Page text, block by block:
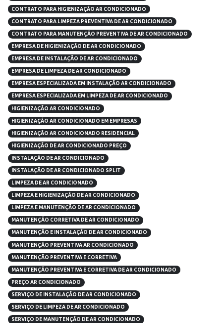
CONTRATO PARA HIGIENIZAÇÃO AR CONDICIONADO
CONTRATO PARA LIMPEZA PREVENTIVA DE AR CONDICIONADO
CONTRATO PARA MANUTENÇÃO PREVENTIVA DE AR CONDICIONADO
EMPRESA DE HIGIENIZAÇÃO DE AR CONDICIONADO
EMPRESA DE INSTALAÇÃO DE AR CONDICIONADO
EMPRESA DE LIMPEZA DE AR CONDICIONADO
EMPRESA ESPECIALIZADA EM INSTALAÇÃO AR CONDICIONADO
EMPRESA ESPECIALIZADA EM LIMPEZA DE AR CONDICIONADO
HIGIENIZAÇÃO AR CONDICIONADO
HIGIENIZAÇÃO AR CONDICIONADO EM EMPRESAS
HIGIENIZAÇÃO AR CONDICIONADO RESIDENCIAL
HIGIENIZAÇÃO DE AR CONDICIONADO PREÇO
INSTALAÇÃO DE AR CONDICIONADO
INSTALAÇÃO DE AR CONDICIONADO SPLIT
LIMPEZA DE AR CONDICIONADO
LIMPEZA E HIGIENIZAÇÃO DE AR CONDICIONADO
LIMPEZA E MANUTENÇÃO DE AR CONDICIONADO
MANUTENÇÃO CORRETIVA DE AR CONDICIONADO
MANUTENÇÃO E INSTALAÇÃO DE AR CONDICIONADO
MANUTENÇÃO PREVENTIVA AR CONDICIONADO
MANUTENÇÃO PREVENTIVA E CORRETIVA
MANUTENÇÃO PREVENTIVA E CORRETIVA DE AR CONDICIONADO
PREÇO AR CONDICIONADO
SERVIÇO DE INSTALAÇÃO DE AR CONDICIONADO
SERVIÇO DE LIMPEZA DE AR CONDICIONADO
SERVIÇO DE MANUTENÇÃO DE AR CONDICIONADO